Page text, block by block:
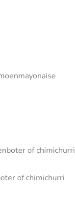
of chimichurri
of chimichurri